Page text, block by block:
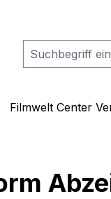
Filmwelt Center